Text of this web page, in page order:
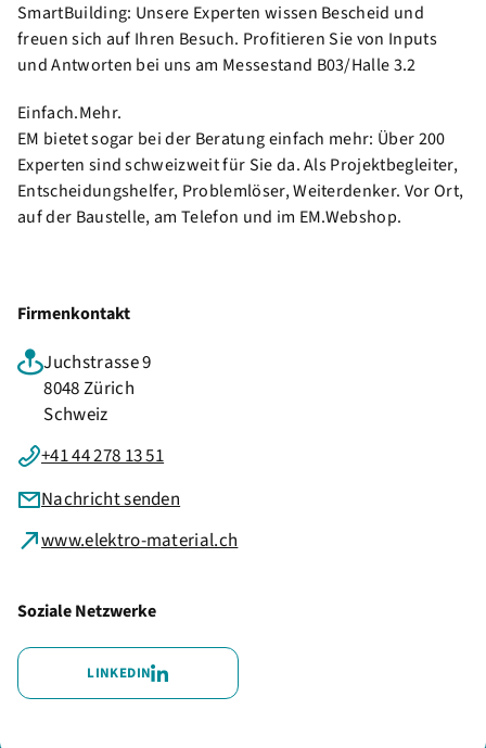
SmartBuilding: Unsere Experten wissen Bescheid und
freuen sich auf Ihren Besuch. Profitieren Sie von Inputs
und Antworten bei uns am Messestand B03/Halle 3.2
Einfach.Mehr.
EM bietet sogar bei der Beratung einfach mehr: Über 200
Experten sind schweizweit für Sie da. Als Projektbegleiter,
Entscheidungshelfer, Problemlöser, Weiterdenker. Vor Ort,
auf der Baustelle, am Telefon und im EM.Webshop.
Firmenkontakt
Juchstrasse 9
8048 Zürich
Schweiz
+41 44 278 13 51
Nachricht senden
www.elektro-material.ch
Soziale Netzwerke
LINKEDIN